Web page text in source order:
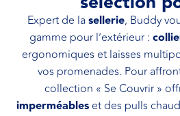
Expert de lasellerie, Buddy
gamme pour l’extérieur :
ergonomiques et laisses
vos promenades. Pour
collection « Se Couvrir »
imperméables et des pulls